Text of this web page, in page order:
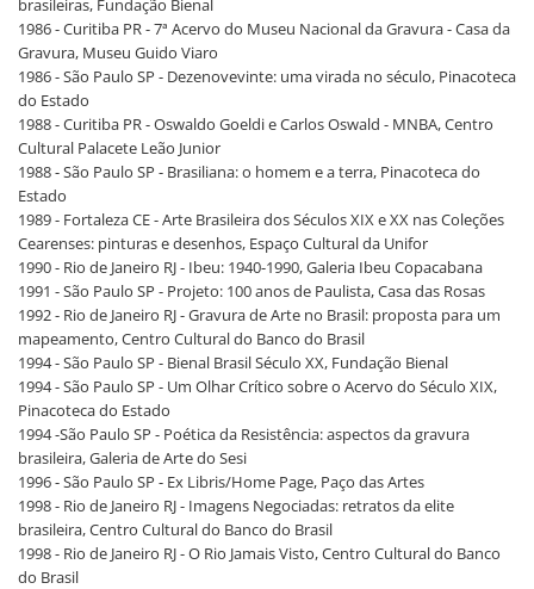
brasileiras, Fundação Bienal
1986 - Curitiba PR - 7ª Acervo do Museu Nacional da Gravura - Casa da
Gravura, Museu Guido Viaro
1986 - São Paulo SP - Dezenovevinte: uma virada no século, Pinacoteca
do Estado
1988 - Curitiba PR - Oswaldo Goeldi e Carlos Oswald - MNBA, Centro
Cultural Palacete Leão Junior
1988 - São Paulo SP - Brasiliana: o homem e a terra, Pinacoteca do
Estado
1989 - Fortaleza CE - Arte Brasileira dos Séculos XIX e XX nas Coleções
Cearenses: pinturas e desenhos, Espaço Cultural da Unifor
1990 - Rio de Janeiro RJ - Ibeu: 1940-1990, Galeria Ibeu Copacabana
1991 - São Paulo SP - Projeto: 100 anos de Paulista, Casa das Rosas
1992 - Rio de Janeiro RJ - Gravura de Arte no Brasil: proposta para um
mapeamento, Centro Cultural do Banco do Brasil
1994 - São Paulo SP - Bienal Brasil Século XX, Fundação Bienal
1994 - São Paulo SP - Um Olhar Crítico sobre o Acervo do Século XIX,
Pinacoteca do Estado
1994 -São Paulo SP - Poética da Resistência: aspectos da gravura
brasileira, Galeria de Arte do Sesi
1996 - São Paulo SP - Ex Libris/Home Page, Paço das Artes
1998 - Rio de Janeiro RJ - Imagens Negociadas: retratos da elite
brasileira, Centro Cultural do Banco do Brasil
1998 - Rio de Janeiro RJ - O Rio Jamais Visto, Centro Cultural do Banco
do Brasil